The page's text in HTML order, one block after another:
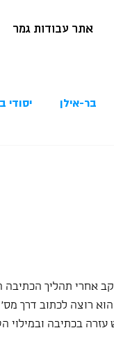
אתר עבודות גמר
בר-אילן יסודי
אחרי תהליך הכתיבה
רוצה לכתוב דרך מס'
בכתיבה ובמילוי